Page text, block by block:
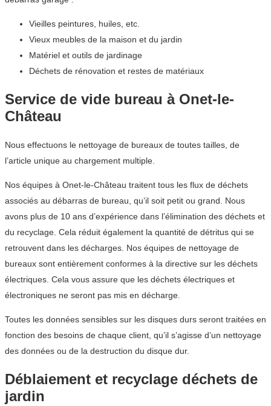
Vieilles peintures, huiles, etc.
Vieux meubles de la maison et du jardin
Matériel et outils de jardinage
Déchets de rénovation et restes de matériaux
Service de vide bureau à Onet-le-
Château
Nous effectuons le nettoyage de bureaux de toutes tailles, de
l’article unique au chargement multiple.
Nos équipes à Onet-le-Château traitent tous les flux de déchets
associés au débarras de bureau, qu’il soit petit ou grand. Nous
avons plus de 10 ans d’expérience dans l’élimination des déchets et
du recyclage. Cela réduit également la quantité de détritus qui se
retrouvent dans les décharges. Nos équipes de nettoyage de
bureaux sont entièrement conformes à la directive sur les déchets
électriques. Cela vous assure que les déchets électriques et
électroniques ne seront pas mis en décharge.
Toutes les données sensibles sur les disques durs seront traitées en
fonction des besoins de chaque client, qu’il s’agisse d’un nettoyage
des données ou de la destruction du disque dur.
Déblaiement et recyclage déchets de
jardin